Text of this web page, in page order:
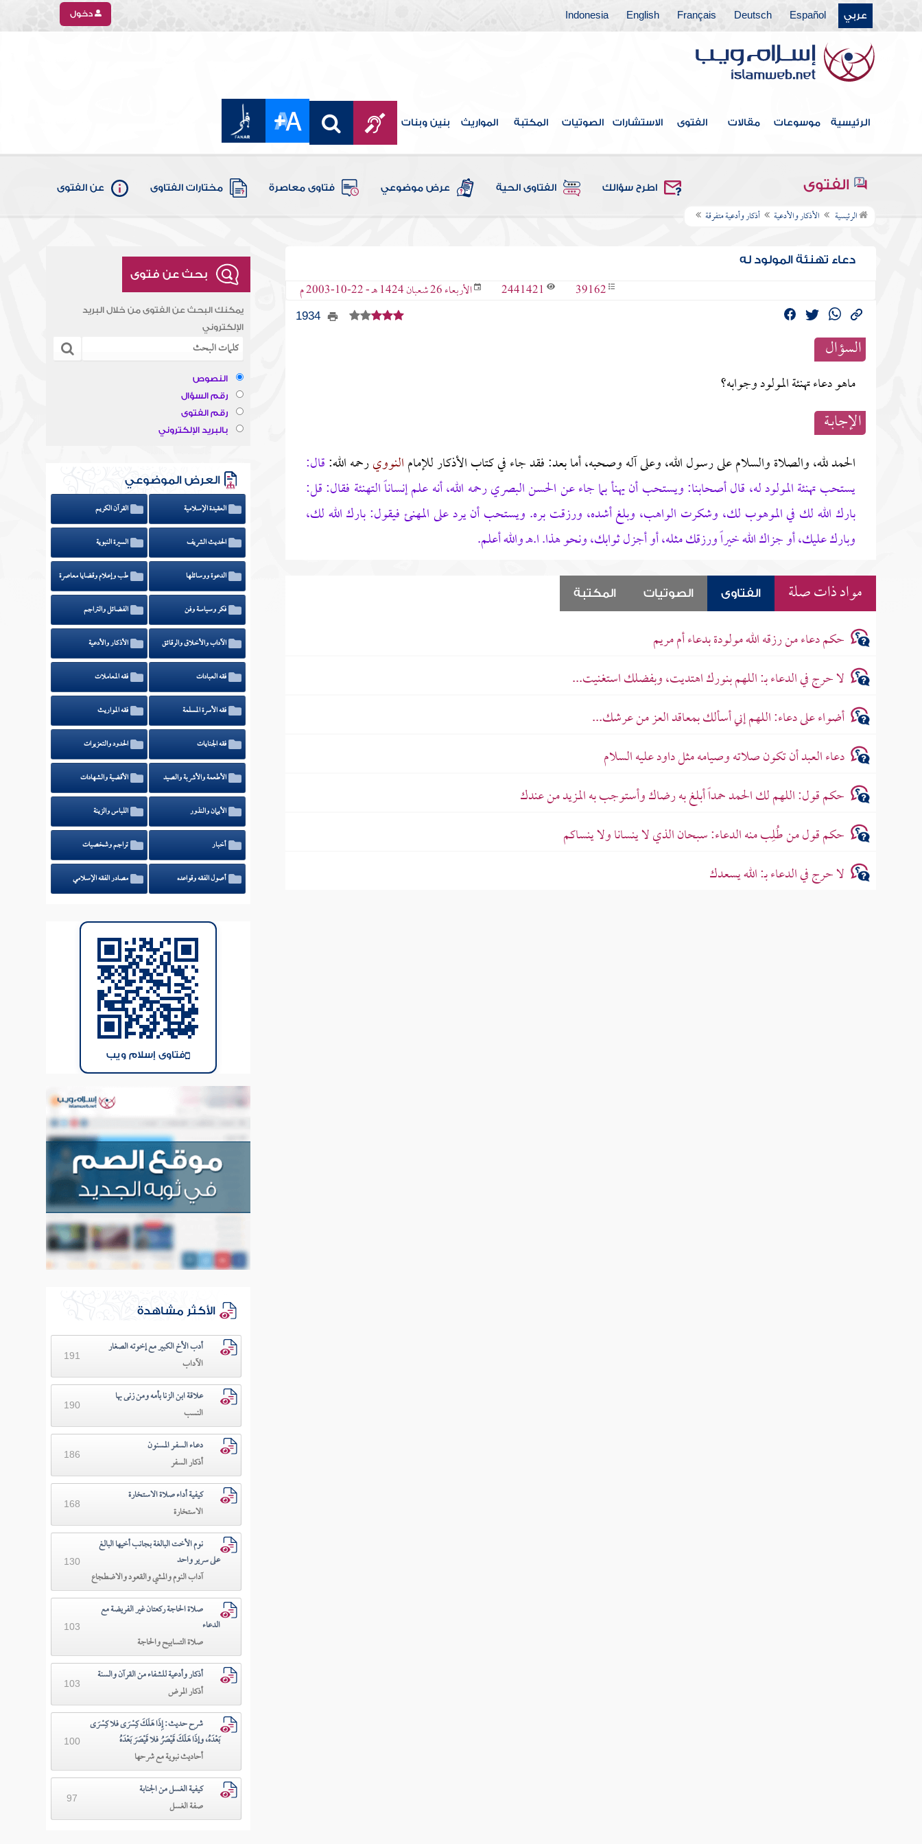
عربي Español
Deutsch
Français
English
Indonesia دخول
الرئيسية موسوعات مقالات الفتوى الاستشارات الصوتيات المكتبة المواريث بنين وبنات
الفتوى اطرح سؤالك الفتاوى الحية عرض موضوعي فتاوى معاصرة مختارات الفتاوى عن الفتوى
الرئيسية الأذكار والأدعية أذكار وأدعية متفرقة
دعاء تهنئة المولود له
39162
2441421 الأربعاء 26 شعبان 1424 هـ - 22-10-2003 م
1934
السؤال
ماهو دعاء تهنئة المولود وجوابه؟
الإجابــة
الحمد لله، والصلاة والسلام على رسول الله، وعلى آله وصحبه، أما بعد: فقد جاء في كتاب الأذكار للإمامالنوويرحمه الله:قال:
يستحب تهنئة المولود له، قال أصحابنا: ويستحب أن يهنأ بما جاء عن الحسن البصري رحمه الله، أنه علم إنساناً التهنئة فقال: قل:
بارك الله لك في الموهوب لك، وشكرت الواهب، وبلغ أشده، ورزقت بره. ويستحب أن يرد على المهنئ فيقول: بارك الله لك،
وبارك عليك، أو جزاك الله خيراً ورزقك مثله، أو أجزل ثوابك، ونحو هذا.ا.هـ والله أعلم.
مواد ذات صلة الفتاوى الصوتيات المكتبة
حكم دعاء من رزقه الله مولودة بدعاء أم مريم
لا حرج في الدعاء بـ: اللهم بنورك اهتديت، وبفضلك استغنيت...
أضواء على دعاء: اللهم إني أسألك بمعاقد العز من عرشك...
دعاء العبد أن تكون صلاته وصيامه مثل داود عليه السلام
حكم قول: اللهم لك الحمد حمداً أبلغ به رضاك وأستوجب به المزيد من عندك
حكم قول من طُلِب منه الدعاء: سبحان الذي لا ينسانا ولا ينساكم
لا حرج في الدعاء بـ: الله يسعدك
بحث عن فتوى
يمكنك البحث عن الفتوى من خلال البريد
الإلكتروني
النصوص
رقم السؤال
رقم الفتوى
بالبريد الإلكتروني
العرض الموضوعي
العقيدة الإسلامية القرآن الكريم
الحديث الشريف السيرة النبوية
الدعوة ووسائلها طب وإعلام وقضايا معاصرة
فكر وسياسة وفن الفضائل والتراجم
الآداب والأخلاق والرقائق الأذكار والأدعية
فقه العبادات فقه المعاملات
فقه الأسرة المسلمة فقه المواريث
فقه الجنايات الحدود والتعزيرات
الأطعمة والأشربة والصيد الأقضية والشهادات
الأيمان والنذور اللباس والزينة
أخبار تراجم وشخصيات
أصول الفقه وقواعده مصادر الفقه الإسلامي
فتاوى إسلام ويب
الأكثر مشاهدة
أدب الأخ الكبير مع إخوته الصغار
الآداب
191
علاقة ابن الزنا بأمه ومن زنى بها
النسب
190
دعـاء السفـر المسنون
أذكار السفر
186
كيفية أداء صلاة الاستخارة
الاستخارة
168
نوم الأخت البالغة بجانب أخيها البالغ
على سرير واحد
آداب النوم والمشي والقعود والاضطجاع
130
صلاة الحاجة ركعتان غير الفريضة مع
الدعاء
صلاة التسابيح والحاجة
103
أذكار وأدعية للشفاء من القرآن والسنة
أذكار المرض
103
شرح حديث: إِذَا هَلَكَ كِسْرَى فلا كِسْرَى
بَعْدَهُ، وإذَا هَلَكَ قَيْصَرُ فلا قَيْصَرَ بَعْدَهُ
أحاديث نبوية مع شرحها
100
كيفية الغسل من الجنابة
صفة الغسل
97